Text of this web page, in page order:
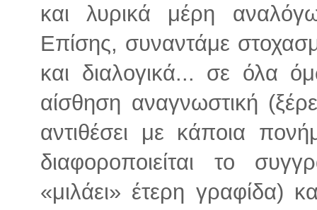
και λυρικά μέρη
Επίσης, συναντάμε
και διαλογικά... σε όλα
αίσθηση αναγνωστική
αντιθέσει με κάποια
διαφοροποιείται το
«μιλάει» έτερη γραφίδα)